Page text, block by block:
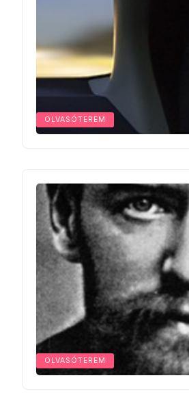
OLVASÓTEREM
OLVASÓTEREM